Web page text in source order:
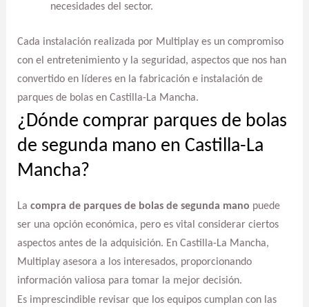
necesidades del sector.
Cada instalación realizada por Multiplay es un compromiso
con el entretenimiento y la seguridad, aspectos que nos han
convertido en líderes en la fabricación e instalación de
parques de bolas en Castilla-La Mancha.
¿Dónde comprar parques de bolas
de segunda mano en Castilla-La
Mancha?
La compra de parques de bolas de segunda mano puede
ser una opción económica, pero es vital considerar ciertos
aspectos antes de la adquisición. En Castilla-La Mancha,
Multiplay asesora a los interesados, proporcionando
información valiosa para tomar la mejor decisión.
Es imprescindible revisar que los equipos cumplan con las